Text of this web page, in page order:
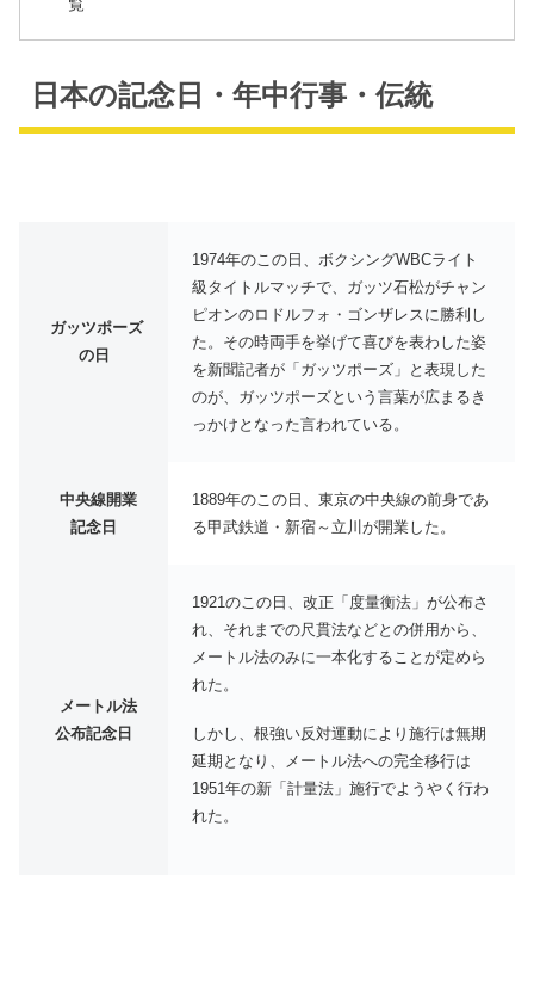
日本の記念日・年中行事・伝統
ガッツポーズ
の日
1974年のこの日、ボクシングWBCライト
級タイトルマッチで、ガッツ石松がチャン
ピオンのロドルフォ・ゴンザレスに勝利し
た。その時両手を挙げて喜びを表わした姿
を新聞記者が「ガッツポーズ」と表現した
のが、ガッツポーズという言葉が広まるき
っかけとなった言われている。
中央線開業
記念日
1889年のこの日、東京の中央線の前身であ
る甲武鉄道・新宿～立川が開業した。
メートル法
公布記念日
1921のこの日、改正「度量衡法」が公布さ
れ、それまでの尺貫法などとの併用から、
メートル法のみに一本化することが定めら
れた。
しかし、根強い反対運動により施行は無期
延期となり、メートル法への完全移行は
1951年の新「計量法」施行でようやく行わ
れた。